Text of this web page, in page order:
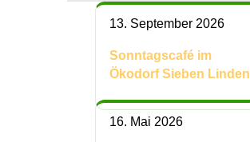
13. September 2026
Sonntagscafé im
Ökodorf Sieben Linden
16. Mai 2026